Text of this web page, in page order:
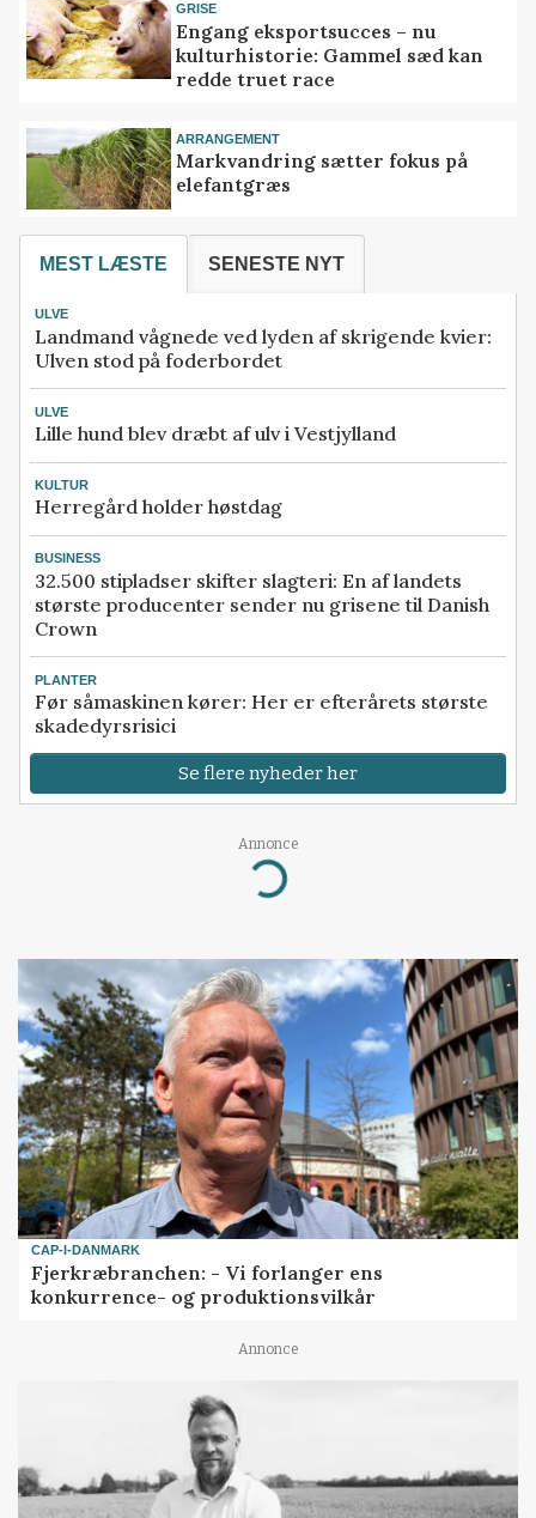
GRISE
Engang eksportsucces – nu
kulturhistorie: Gammel sæd kan
redde truet race
ARRANGEMENT
Markvandring sætter fokus på
elefantgræs
MEST LÆSTE SENESTE NYT
ULVE
Landmand vågnede ved lyden af skrigende kvier:
Ulven stod på foderbordet
ULVE
Lille hund blev dræbt af ulv i Vestjylland
KULTUR
Herregård holder høstdag
BUSINESS
32.500 stipladser skifter slagteri: En af landets
største producenter sender nu grisene til Danish
Crown
PLANTER
Før såmaskinen kører: Her er efterårets største
skadedyrsrisici
Se flere nyheder her
Annonce
Loading...
CAP-I-DANMARK
Fjerkræbranchen: - Vi forlanger ens
konkurrence- og produktionsvilkår
Annonce